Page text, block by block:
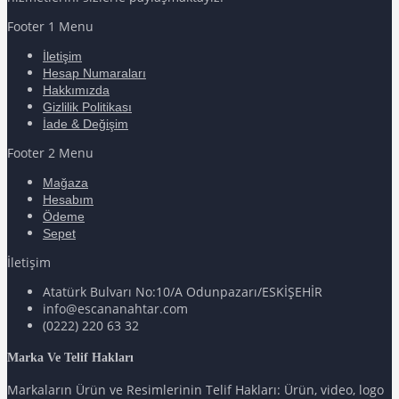
Footer 1 Menu
İletişim
Hesap Numaraları
Hakkımızda
Gizlilik Politikası
İade & Değişim
Footer 2 Menu
Mağaza
Hesabım
Ödeme
Sepet
İletişim
Atatürk Bulvarı No:10/A Odunpazarı/ESKİŞEHİR
info@escananahtar.com
(0222) 220 63 32
Marka Ve Telif Hakları
Markaların Ürün ve Resimlerinin Telif Hakları: Ürün, video, logo